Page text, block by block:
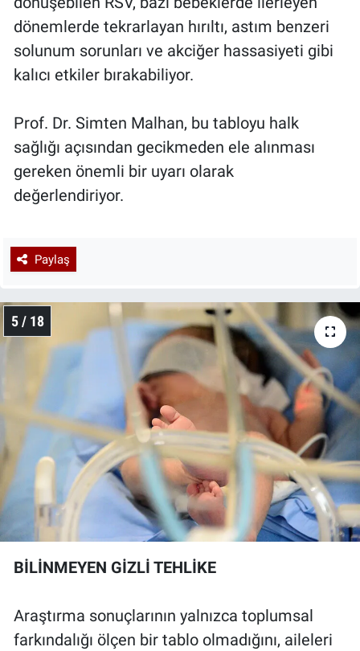
dönemlerde tekrarlayan hırıltı, astım benzeri
solunum sorunları ve akciğer hassasiyeti gibi
kalıcı etkiler bırakabiliyor.
Prof. Dr. Simten Malhan, bu tabloyu halk
sağlığı açısından gecikmeden ele alınması
gereken önemli bir uyarı olarak
değerlendiriyor.
Paylaş
5 / 18
BİLİNMEYEN GİZLİ TEHLİKE
Araştırma sonuçlarının yalnızca toplumsal
farkındalığı ölçen bir tablo olmadığını, aileleri